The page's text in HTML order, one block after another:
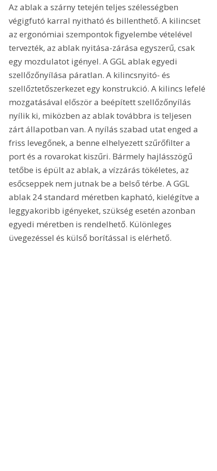
Az ablak a szárny tetején teljes szélességben
végigfutó karral nyitható és billenthető. A kilincset
az ergonómiai szempontok figyelembe vételével
tervezték, az ablak nyitása-zárása egyszerű, csak
egy mozdulatot igényel. A GGL ablak egyedi
szellőzőnyílása páratlan. A kilincsnyitó- és
szellőztetőszerkezet egy konstrukció. A kilincs lefelé
mozgatásával először a beépített szellőzőnyílás
nyílik ki, miközben az ablak továbbra is teljesen
zárt állapotban van. A nyílás szabad utat enged a
friss levegőnek, a benne elhelyezett szűrőfilter a
port és a rovarokat kiszűri. Bármely hajlásszögű
tetőbe is épült az ablak, a vízzárás tökéletes, az
esőcseppek nem jutnak be a belső térbe. A GGL
ablak 24 standard méretben kapható, kielégítve a
leggyakoribb igényeket, szükség esetén azonban
egyedi méretben is rendelhető. Különleges
üvegezéssel és külső borítással is elérhető.